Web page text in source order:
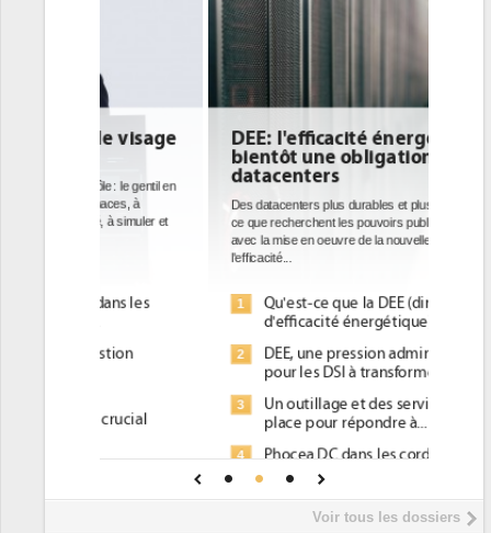
DEE: l'efficacité énergétique
bientôt une obligation pour les
datacenters
Des datacenters plus durables et plus efficaces, c'est
ce que recherchent les pouvoirs publics européens
avec la mise en oeuvre de la nouvelle Directive sur
1
Qu'est-ce que la DEE (directive
d'efficacité énergétique) ?
2
DEE, une pression administrative
pour les DSI à transformer...
Un outillage et des services déjà en
place pour répondre à...
Phocea DC dans les cordes pour la
Interview de Fabrice Coquio,
président de Digital Realty...Voir tous les dossiers